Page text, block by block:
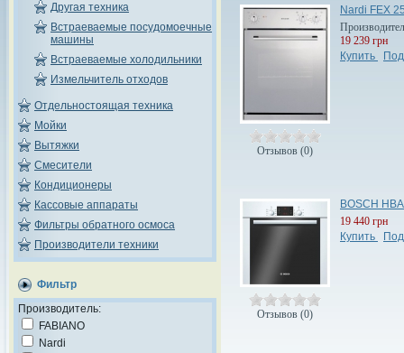
Другая техника
Встраеваемые посудомоечные
машины
Встраеваемые холодильники
Измельчитель отходов
Отдельностоящая техника
Мойки
Вытяжки
Смесители
Кондиционеры
Кассовые аппараты
Фильтры обратного осмоса
Производители техники
Фильтр
Производитель:
FABIANO
Nardi
Отзывов (0)
Nardi FEX
19 239 грн
Купить
Отзывов (0)
BOSCH
19 440 грн
Купить